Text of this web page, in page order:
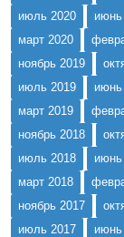
июль 2020
июнь
март 2020
ноябрь 2019
июль 2019
июнь
март 2019
ноябрь 2018
июль 2018
июнь
март 2018
ноябрь 2017
июль 2017
июнь